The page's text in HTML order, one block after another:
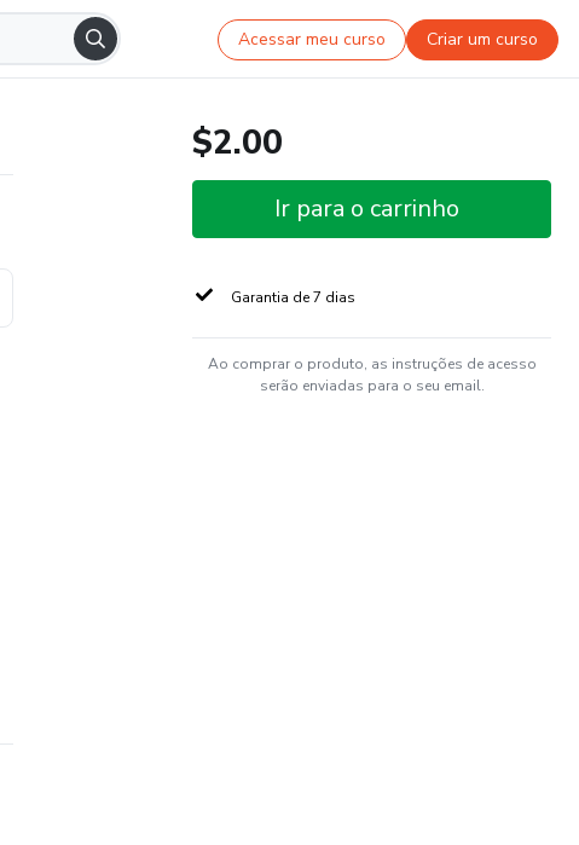
Acessar meu curso Criar um curso
$2.00
Ir para o carrinho
Garantia de 7 dias
Ao comprar o produto, as instruções de acesso
serão enviadas para o seu email.